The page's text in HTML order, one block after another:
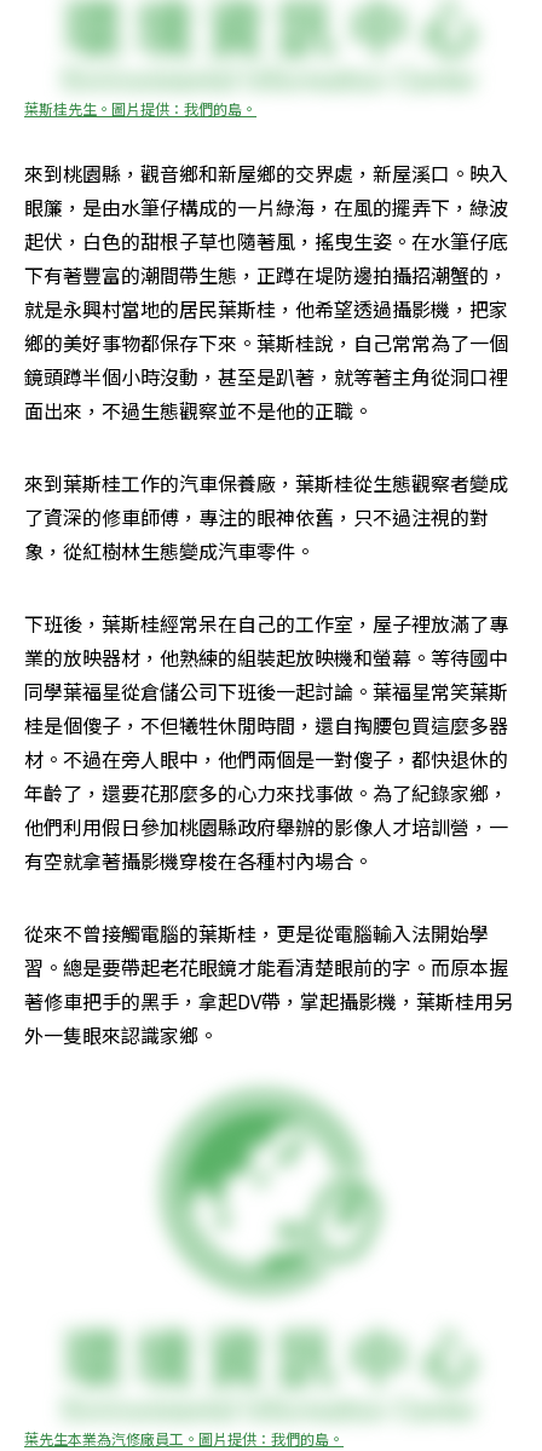
葉斯桂先生。圖片提供：我們的島。
來到桃園縣，觀音鄉和新屋鄉的交界處，新屋溪口。映入
眼簾，是由水筆仔構成的一片綠海，在風的擺弄下，綠波
起伏，白色的甜根子草也隨著風，搖曳生姿。在水筆仔底
下有著豐富的潮間帶生態，正蹲在堤防邊拍攝招潮蟹的，
就是永興村當地的居民葉斯桂，他希望透過攝影機，把家
鄉的美好事物都保存下來。葉斯桂說，自己常常為了一個
鏡頭蹲半個小時沒動，甚至是趴著，就等著主角從洞口裡
面出來，不過生態觀察並不是他的正職。
來到葉斯桂工作的汽車保養廠，葉斯桂從生態觀察者變成
了資深的修車師傅，專注的眼神依舊，只不過注視的對
象，從紅樹林生態變成汽車零件。
下班後，葉斯桂經常呆在自己的工作室，屋子裡放滿了專
業的放映器材，他熟練的組裝起放映機和螢幕。等待國中
同學葉福星從倉儲公司下班後一起討論。葉福星常笑葉斯
桂是個傻子，不但犧牲休閒時間，還自掏腰包買這麼多器
材。不過在旁人眼中，他們兩個是一對傻子，都快退休的
年齡了，還要花那麼多的心力來找事做。為了紀錄家鄉，
他們利用假日參加桃園縣政府舉辦的影像人才培訓營，一
有空就拿著攝影機穿梭在各種村內場合。
從來不曾接觸電腦的葉斯桂，更是從電腦輸入法開始學
習。總是要帶起老花眼鏡才能看清楚眼前的字。而原本握
著修車把手的黑手，拿起DV帶，掌起攝影機，葉斯桂用另
外一隻眼來認識家鄉。
葉先生本業為汽修廠員工。圖片提供：我們的島。